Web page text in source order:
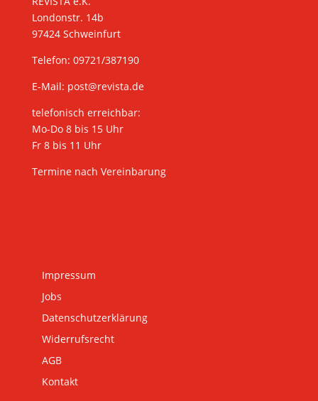
Londonstr. 14b
97424 Schweinfurt
Telefon: 09721/387190
E-Mail: post@revista.de
telefonisch erreichbar:
Mo-Do 8 bis 15 Uhr
Fr 8 bis 11 Uhr
Termine nach Vereinbarung
Impressum
Jobs
Datenschutzerklärung
Widerrufsrecht
AGB
Kontakt